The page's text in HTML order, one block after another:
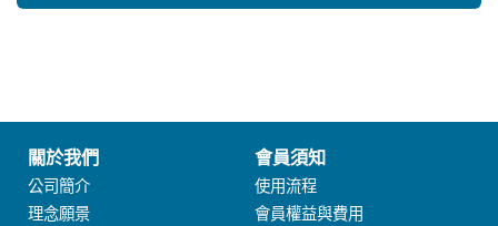
關於我們
公司簡介
理念願景
會員須知
使用流程
會員權益與費用